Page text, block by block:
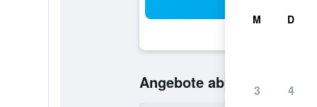
Angebote ab63 € Günstigste
M D
3 4